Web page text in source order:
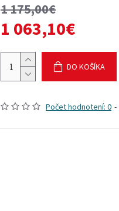
Počet hodnotení: 0 -
1 175,00€
1 063,10€
DO KOŠÍKA